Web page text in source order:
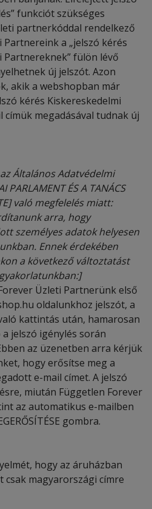
funkciót szükséges
partnerkóddal rendelkező
a „jelszó kérés
Partnereknek” fülön lévő
új jelszót. Azon
akik a webshopban már
kérés Kiskereskedelmi
címük megadásával tudnak új
Általános Adatvédelmi
PARLAMENT ÉS A TANÁCS
való megfelelés miatt:
arra, hogy
személyes adatok helyesen
Ennek érdekében
a következő változtatást
Üzleti Partnerünk első
oldalunkhoz jelszót, a
kattintás után, hamarosan
jelszó igénylés során
az üzenetben arra kérjük
hogy erősítse meg a
e-mail címet. A jelszó
miután Független Forever
az automatikus e-mailben
gombra.
hogy az áruházban
csak magyarországi címre